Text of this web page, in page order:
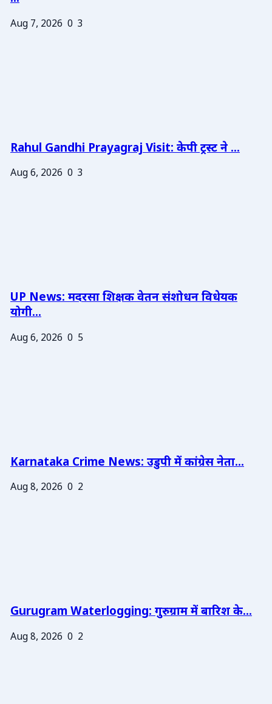
Aug 7, 2026 0 3
Rahul Gandhi Prayagraj Visit: केपी ट्रस्ट ने ...
Aug 6, 2026 0 3
UP News: मदरसा शिक्षक वेतन संशोधन विधेयक
योगी...
Aug 6, 2026 0 5
Karnataka Crime News: उडुपी में कांग्रेस नेता...
Aug 8, 2026 0 2
Gurugram Waterlogging: गुरुग्राम में बारिश के...
Aug 8, 2026 0 2